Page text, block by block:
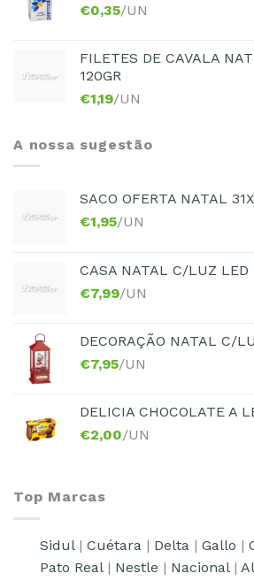
€0,35/UN
FILETES DE CAVALA
120GR
€1,19/UN
A nossa sugestão
SACO OFERTA NATAL
€1,95/UN
CASA NATAL C/LUZ LED
€7,99/UN
DECORAÇÃO NATAL C/
€7,95/UN
DELICIA CHOCOLATE A
€2,00/UN
Top Marcas
Sidul| Cuétara | Delta | Gallo |
Pato Real| Nestle | Nacional|